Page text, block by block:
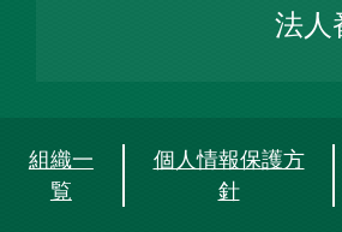
法
組織一
覧
個人情報保護方
針